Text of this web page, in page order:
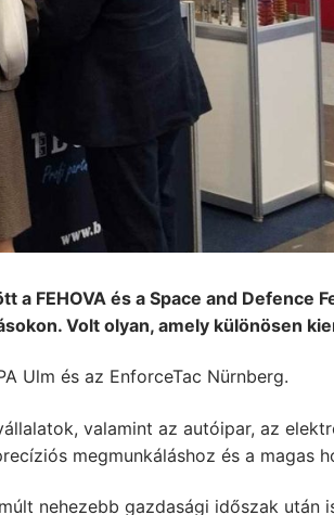
FEHOVA és a Space and Defence
Volt olyan, amely különösen
Ulm és az EnforceTac Nürnberg.
valamint az autóipar, az
megmunkáláshoz és a magas
nehezebb gazdasági időszak után